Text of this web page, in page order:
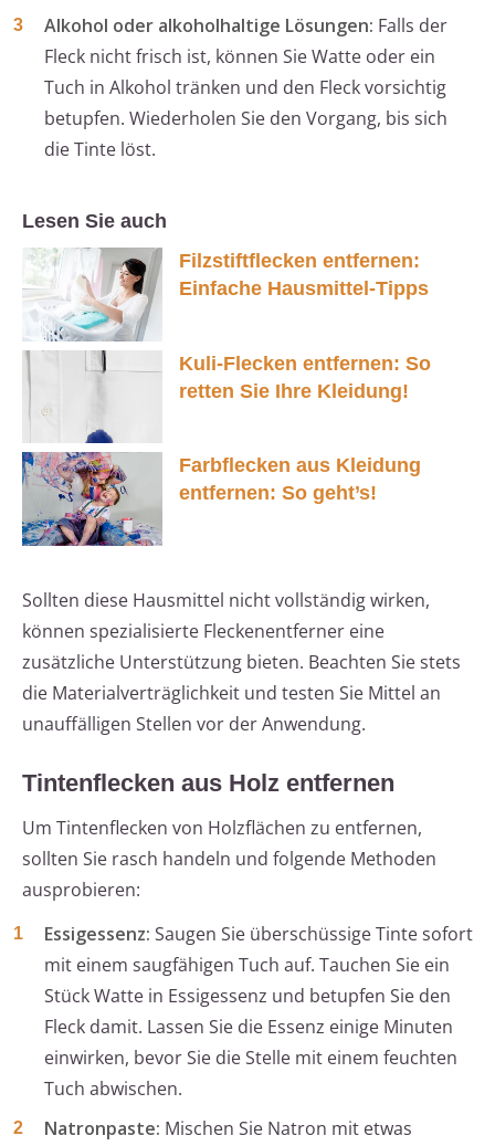
Alkohol oder alkoholhaltige Lösungen: Falls der
Fleck nicht frisch ist, können Sie Watte oder ein
Tuch in Alkohol tränken und den Fleck vorsichtig
betupfen. Wiederholen Sie den Vorgang, bis sich
die Tinte löst.
Lesen Sie auch
Filzstiftflecken entfernen:
Einfache Hausmittel-Tipps
Kuli-Flecken entfernen: So
retten Sie Ihre Kleidung!
Farbflecken aus Kleidung
entfernen: So geht’s!
Sollten diese Hausmittel nicht vollständig wirken,
können spezialisierte Fleckenentferner eine
zusätzliche Unterstützung bieten. Beachten Sie stets
die Materialverträglichkeit und testen Sie Mittel an
unauffälligen Stellen vor der Anwendung.
Tintenflecken aus Holz entfernen
Um Tintenflecken von Holzflächen zu entfernen,
sollten Sie rasch handeln und folgende Methoden
ausprobieren:
Essigessenz: Saugen Sie überschüssige Tinte sofort
mit einem saugfähigen Tuch auf. Tauchen Sie ein
Stück Watte in Essigessenz und betupfen Sie den
Fleck damit. Lassen Sie die Essenz einige Minuten
einwirken, bevor Sie die Stelle mit einem feuchten
Tuch abwischen.
Natronpaste: Mischen Sie Natron mit etwas